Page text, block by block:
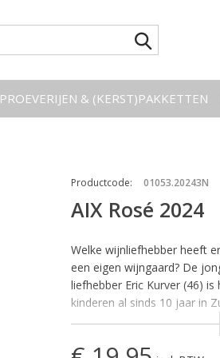
PROEVERIJEN & (KERST)PAKKETTEN
Productcode: 01053.20243N
AIX Rosé 2024
Welke wijnliefhebber heeft
een eigen wijngaard? De
liefhebber Eric Kurver (46)
kinderen al sinds 10 jaar in
zijn eigen wijndomein. Zijn
waarvan 75 hectare met